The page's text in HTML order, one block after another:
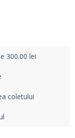
300.00 lei
coletului